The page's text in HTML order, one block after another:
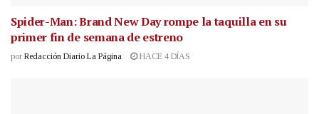
Spider-Man: Brand New Day rompe la taquilla en su
primer fin de semana de estreno
por Redacción Diario La Página HACE 4 DÍAS